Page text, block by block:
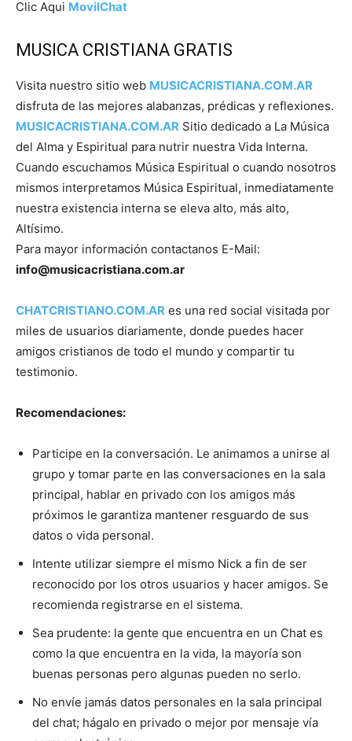
Clic Aqui MovilChat
MUSICA CRISTIANA GRATIS
Visita nuestro sitio web MUSICACRISTIANA.COM.AR
disfruta de las mejores alabanzas, prédicas y reflexiones.
MUSICACRISTIANA.COM.AR Sitio dedicado a La Música
del Alma y Espiritual para nutrir nuestra Vida Interna.
Cuando escuchamos Música Espiritual o cuando nosotros
mismos interpretamos Música Espiritual, inmediatamente
nuestra existencia interna se eleva alto, más alto,
Altísimo.
Para mayor información contactanos E-Mail:
info@musicacristiana.com.ar
CHATCRISTIANO.COM.AR es una red social visitada por
miles de usuarios diariamente, donde puedes hacer
amigos cristianos de todo el mundo y compartir tu
testimonio.
Recomendaciones:
Participe en la conversación. Le animamos a unirse al
grupo y tomar parte en las conversaciones en la sala
principal, hablar en privado con los amigos más
próximos le garantiza mantener resguardo de sus
datos o vida personal.
Intente utilizar siempre el mismo Nick a fin de ser
reconocido por los otros usuarios y hacer amigos. Se
recomienda registrarse en el sistema.
Sea prudente: la gente que encuentra en un Chat es
como la que encuentra en la vida, la mayoría son
buenas personas pero algunas pueden no serlo.
No envíe jamás datos personales en la sala principal
del chat; hágalo en privado o mejor por mensaje vía